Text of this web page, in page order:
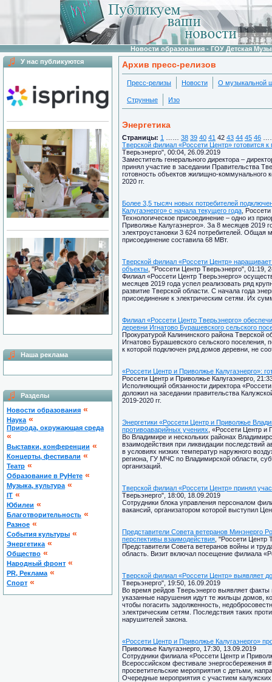
Новости образования - ГОУ Детская
У нас публикуются
Наша реклама
Разделы
Новости образования «
Наука «
Природа, окружающая среда
«
Выставки, конференции «
Концерты, фестивали «
Театр «
Образование в РуНете «
Музыка, культура «
IT «
Юбилеи «
Благотворительность «
Разное «
Cобытия культуры «
Энергетика «
Общество «
Народный фронт «
PR, Реклама «
Спорт «
Архив пресс-релизов
Пресс-релизы Новости О музыкальной
Струнные Изо
Энергетика
Страницы: 1 38 39 40 41 42 43 44 45 46
Тверской филиал «Россети Центр» готовится
Тверьэнерго", 00:04, 26.09.2019
Заместитель генерального директора –
принял участие в заседании Правительства
готовность объектов жилищно-
2020 гг.
Более 3,5 тысяч новых потребителей
Калугаэнерго» с начала текущего года ,
Технологическое присоединение – одно из
Приволжье Калугаэнерго». За 8 месяцев 2019
электроустановки 3 624 потребителей. Общая
присоединение составила 68 МВт.
Тверской филиал «Россети Центр»
объекты , "Россети Центр Тверьэнерго", 01:19,
Филиал «Россети Центр Тверьэнерго»
месяцев 2019 года успел реализовать ряд
развитие Тверской области. С начала года
присоединение к электрическим сетям. Их
Филиал «Россети Центр Тверьэнерго»
деревни Игнатово Бурашевского сельского
Прокуратурой Калининского района Тверской
Игнатово Бурашевского сельского поселения,
к которой подключен ряд домов деревни, не
«Россети Центр и Приволжье Калугаэнерго»:
Россети Центр и Приволжье Калугаэнерго,
Исполняющий обязанности директора
доложил на заседании правительства
2019-2020 гг.
Энергетики «Россети Центр и Приволжье
противоаварийных учениях , «Россети Центр
Во Владимире и нескольких районах
взаимодействия при ликвидации последствий
в условиях низких температур наружного
региона, ГУ МЧС по Владимирской области,
организаций.
Тверской филиал «Россети Центр» принял
Тверьэнерго", 18:00, 18.09.2019
Сотрудники блока управления персоналом
вакансий, организатором которой выступил
Представители Совета ветеранов Минэнерго
перспективы взаимодействия , "Россети Центр
Представители Совета ветеранов войны и
область. Визит включал посещение филиала
Тверской филиал «Россети Центр» выявляет
Тверьэнерго", 19:50, 16.09.2019
Во время рейдов Тверьэнерго выявляет факты
указанные нарушения идут те жильцы домов,
чтобы погасить задолженность,
электрическим сетям. Последствия таких
нарушителей закона.
«Россети Центр и Приволжье Калугаэнерго»
Приволжье Калугаэнерго, 17:30, 13.09.2019
Сотрудники филиала «Россети Центр и
Всероссийском фестивале энергосбережения
просветительские мероприятия с детьми,
Очередные мероприятия с участием калужских